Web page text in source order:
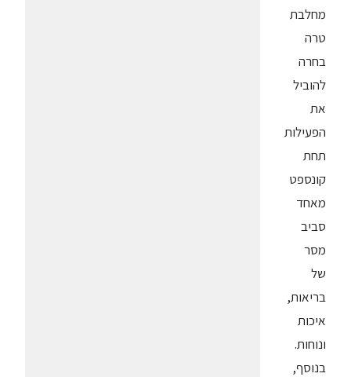
מחלבת
טרה
בחרה
להוביל
את
הפעילות
תחת
קונספט
מאחד
סביב
מסר
של
בריאות,
איכות
ונוחות.
בנוסף,